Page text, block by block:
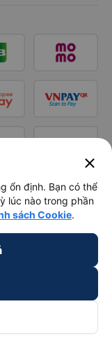
close
ổn định. Bạn có thể
lúc nào trong phần
sách Cookie.